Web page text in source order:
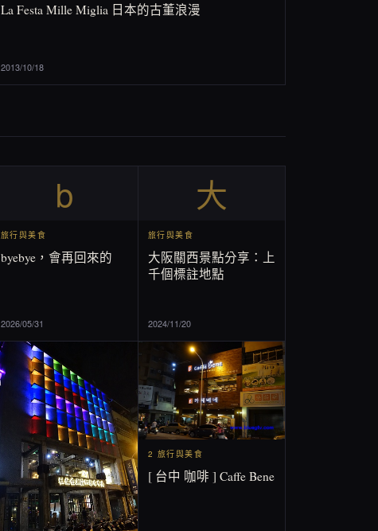
La Festa Mille Miglia 日本的古董浪漫
2013/10/18
b
旅行與美食
byebye，會再回來的
2026/05/31
大
旅行與美食
大阪關西景點分享：上
千個標註地點
2024/11/20
2 旅行與美食
[ 台中 咖啡 ] Caffe Bene